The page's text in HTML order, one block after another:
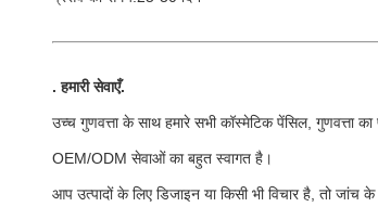
. हमारी सेवाएँ.
उच्च गुणवत्ता के साथ हमारे सभी कॉस्मेटिक पेंसिल, गुणवत्ता
OEM/ODM सेवाओं का बहुत स्वागत है।
आप उत्पादों के लिए डिजाइन या किसी भी विचार है, तो